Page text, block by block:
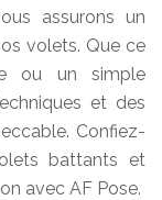
assurons un
volets. Que ce
ou un simple
et des
Confiez-
battants et
avec AF Pose.